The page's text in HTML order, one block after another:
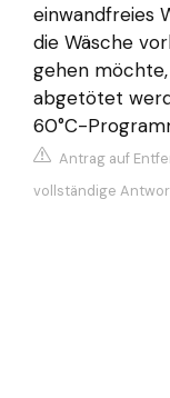
einwandfreies
die Wäsche
gehen
abgetötet
60°C-
Antrag auf
vollständige